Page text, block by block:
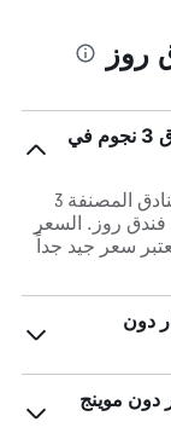
روز
هل الأسعار في فندق روز قابلة للمقارنة بفنادق 3 نجوم في
هناك فرق يبلغ 4% في متوسط ​​سعر الليلة للفنادق المصنفة 3
روز. السعر
وهو يعتبر سعر جيد جداً
دون
موينج